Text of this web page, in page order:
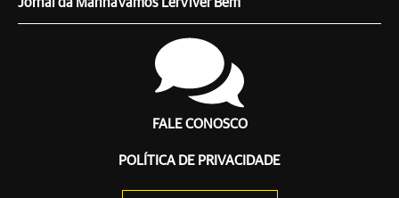
FALE CONOSCO
POLÍTICA DE PRIVACIDADE